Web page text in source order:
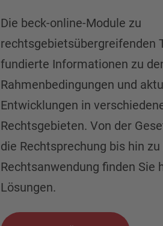
Die beck-online-Module zu
rechtsgebietsübergreifenden
fundierte Informationen zu
Rahmenbedingungen und
Entwicklungen in
Rechtsgebieten. Von der
die Rechtsprechung bis hin
Rechtsanwendung finden Sie
Lösungen.